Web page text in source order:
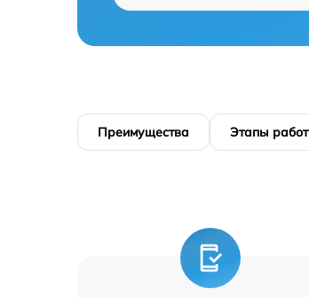
Преимущества Этапы работ